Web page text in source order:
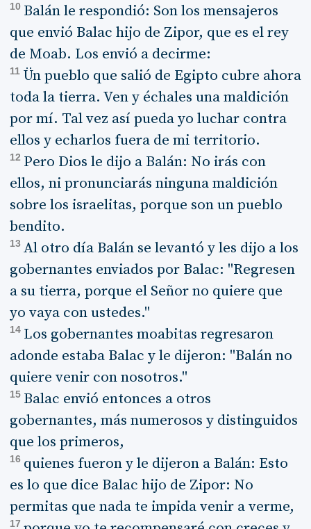
10 Balán le respondió: Son los mensajeros
que envió Balac hijo de Zipor, que es el rey
de Moab. Los envió a decirme:
11 Ün pueblo que salió de Egipto cubre ahora
toda la tierra. Ven y échales una maldición
por mí. Tal vez así pueda yo luchar contra
ellos y echarlos fuera de mi territorio.
12 Pero Dios le dijo a Balán: No irás con
ellos, ni pronunciarás ninguna maldición
sobre los israelitas, porque son un pueblo
bendito.
13 Al otro día Balán se levantó y les dijo a los
gobernantes enviados por Balac: "Regresen
a su tierra, porque el Señor no quiere que
yo vaya con ustedes."
14 Los gobernantes moabitas regresaron
adonde estaba Balac y le dijeron: "Balán no
quiere venir con nosotros."
15 Balac envió entonces a otros
gobernantes, más numerosos y distinguidos
que los primeros,
16 quienes fueron y le dijeron a Balán: Esto
es lo que dice Balac hijo de Zipor: No
permitas que nada te impida venir a verme,
17